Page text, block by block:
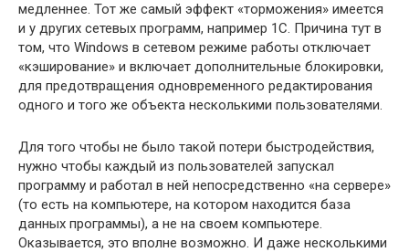
медленнее. Тот же самый эффект «торможения» имеется
и у других сетевых программ, например 1С. Причина тут в
том, что Windows в сетевом режиме работы отключает
«кэширование» и включает дополнительные блокировки,
для предотвращения одновременного редактирования
одного и того же объекта несколькими пользователями.
Для того чтобы не было такой потери быстродействия,
нужно чтобы каждый из пользователей запускал
программу и работал в ней непосредственно «на сервере»
(то есть на компьютере, на котором находится база
данных программы), а не на своем компьютере.
Оказывается, это вполне возможно. И даже несколькими